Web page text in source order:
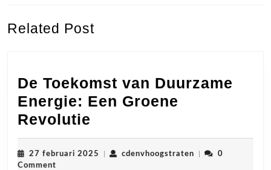
post:
Related Post
De Toekomst van Duurzame
Energie: Een Groene
Revolutie
Toekomst
van
27 februari 2025 27
cdenvhoogstratencdenvhoogstraten
0
Comment